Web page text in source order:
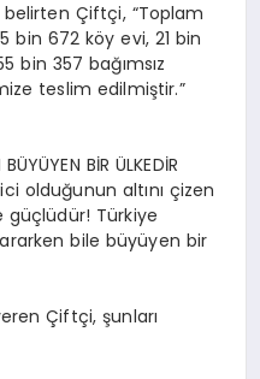
Çiftçi, “Toplam
bin 672 köy evi, 21 bin
bin 357 bağımsız
teslim edilmiştir.”
BİR ÜLKEDİR
olduğunun altını çizen
güçlüdür! Türkiye
bile büyüyen bir
Çiftçi, şunları